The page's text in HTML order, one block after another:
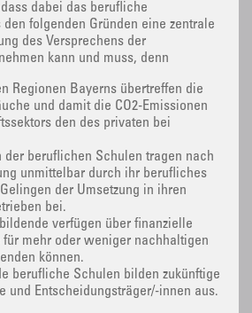
dabei das berufliche
folgenden Gründen eine zentrale
des Versprechens der
kann und muss, denn
Regionen Bayerns übertreffen die
und damit die CO2-Emissionen
den des privaten bei
der beruflichen Schulen tragen nach
unmittelbar durch ihr berufliches
der Umsetzung in ihren
bei.
verfügen über finanzielle
mehr oder weniger nachhaltigen
können.
berufliche Schulen bilden zukünftige
und Entscheidungsträger/-innen aus.